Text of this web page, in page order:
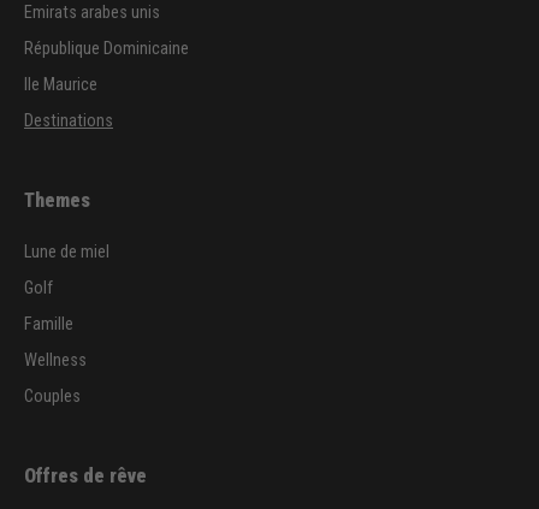
Emirats arabes unis
République Dominicaine
Ile Maurice
Destinations
Themes
Lune de miel
Golf
Famille
Wellness
Couples
Offres de rêve